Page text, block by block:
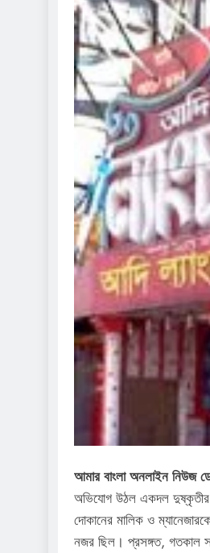
আমার বাংলা অনলাইন নিউজ
অভিযোগ উঠল একদল দুষ্কৃতীর
দোকানের মালিক ও
নজর ছিল। প্রসঙ্গত, গতকাল